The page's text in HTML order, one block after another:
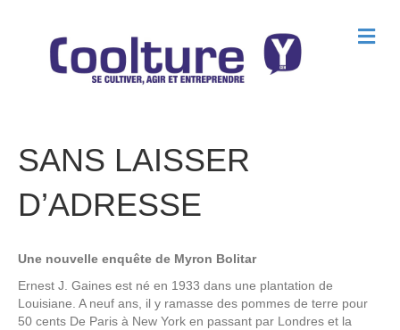
M
e
SANS LAISSER
D’ADRESSE
Une nouvelle enquête de Myron Bolitar
Ernest J. Gaines est né en 1933 dans une plantation de
Louisiane. A neuf ans, il y ramasse des pommes de terre pour
50 cents De Paris à New York en passant par Londres et la